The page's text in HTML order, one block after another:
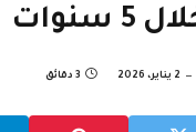
2 يناير، 2026 3 دقائق